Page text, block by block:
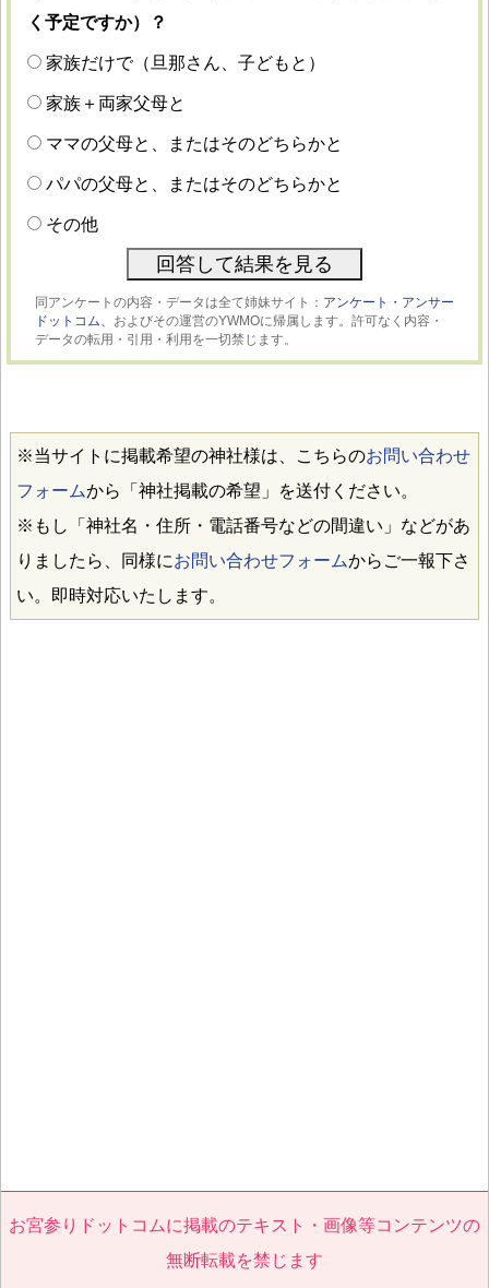
く予定ですか）？
家族だけで（旦那さん、子どもと）
家族＋両家父母と
ママの父母と、またはそのどちらかと
パパの父母と、またはそのどちらかと
その他
同アンケートの内容・データは全て姉妹サイト： アンケート・アンサー
ドットコム、 およびその運営のYWMOに帰属します。許可なく内容・
データの転用・引用・利用を一切禁じます。
※当サイトに掲載希望の神社様は、こちらのお問い合わせ
フォームから「神社掲載の希望」を送付ください。
※もし「神社名・住所・電話番号などの間違い」などがあ
りましたら、同様にお問い合わせフォームからご一報下さ
い。即時対応いたします。
お宮参りドットコムに掲載のテキスト・画像等コンテンツの
無断転載を禁じます